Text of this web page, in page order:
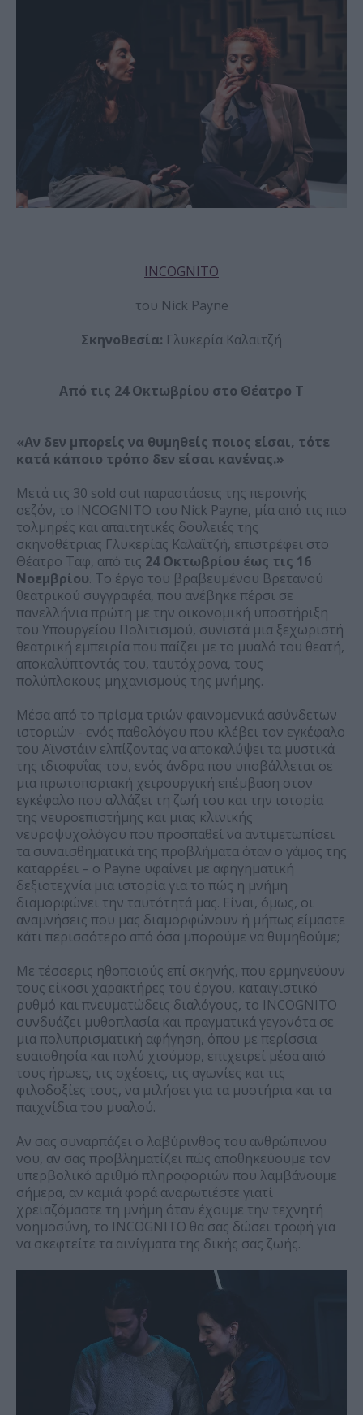
INCOGNITO
του Nick Payne
Σκηνοθεσία: Γλυκερία Καλαϊτζή
Από τις 24 Οκτωβρίου στο Θέατρο Τ
«Αν δεν μπορείς να θυμηθείς ποιος είσαι, τότε
κατά κάποιο τρόπο δεν είσαι κανένας.»
Μετά τις 30 sold out παραστάσεις της περσινής
σεζόν, το INCOGNITO του Nick Payne, μία από τις πιο
τολμηρές και απαιτητικές δουλειές της
σκηνοθέτριας Γλυκερίας Καλαϊτζή, επιστρέφει στο
Θέατρο Ταφ, από τις 24 Οκτωβρίου έως τις 16
Νοεμβρίου. Το έργο του βραβευμένου Βρετανού
θεατρικού συγγραφέα, που ανέβηκε πέρσι σε
πανελλήνια πρώτη με την οικονομική υποστήριξη
του Υπουργείου Πολιτισμού, συνιστά μια ξεχωριστή
θεατρική εμπειρία που παίζει με το μυαλό του θεατή,
αποκαλύπτοντάς του, ταυτόχρονα, τους
πολύπλοκους μηχανισμούς της μνήμης.
Μέσα από το πρίσμα τριών φαινομενικά ασύνδετων
ιστοριών - ενός παθολόγου που κλέβει τον εγκέφαλο
του Αϊνστάιν ελπίζοντας να αποκαλύψει τα μυστικά
της ιδιοφυΐας του, ενός άνδρα που υποβάλλεται σε
μια πρωτοποριακή χειρουργική επέμβαση στον
εγκέφαλο που αλλάζει τη ζωή του και την ιστορία
της νευροεπιστήμης και μιας κλινικής
νευροψυχολόγου που προσπαθεί να αντιμετωπίσει
τα συναισθηματικά της προβλήματα όταν ο γάμος της
καταρρέει – ο Payne υφαίνει με αφηγηματική
δεξιοτεχνία μια ιστορία για το πώς η μνήμη
διαμορφώνει την ταυτότητά μας. Είναι, όμως, οι
αναμνήσεις που μας διαμορφώνουν ή μήπως είμαστε
κάτι περισσότερο από όσα μπορούμε να θυμηθούμε;
Με τέσσερις ηθοποιούς επί σκηνής, που ερμηνεύουν
τους είκοσι χαρακτήρες του έργου, καταιγιστικό
ρυθμό και πνευματώδεις διαλόγους, το INCOGNITO
συνδυάζει μυθοπλασία και πραγματικά γεγονότα σε
μια πολυπρισματική αφήγηση, όπου με περίσσια
ευαισθησία και πολύ χιούμορ, επιχειρεί μέσα από
τους ήρωες, τις σχέσεις, τις αγωνίες και τις
φιλοδοξίες τους, να μιλήσει για τα μυστήρια και τα
παιχνίδια του μυαλού.
Αν σας συναρπάζει ο λαβύρινθος του ανθρώπινου
νου, αν σας προβληματίζει πώς αποθηκεύουμε τον
υπερβολικό αριθμό πληροφοριών που λαμβάνουμε
σήμερα, αν καμιά φορά αναρωτιέστε γιατί
χρειαζόμαστε τη μνήμη όταν έχουμε την τεχνητή
νοημοσύνη, το INCOGNITO θα σας δώσει τροφή για
να σκεφτείτε τα αινίγματα της δικής σας ζωής.